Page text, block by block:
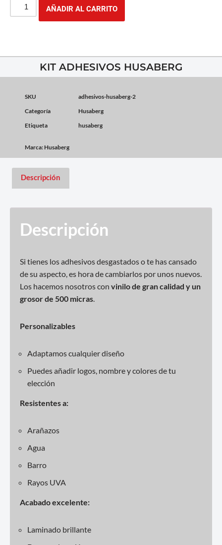
AÑADIR AL CARRITO
KIT ADHESIVOS HUSABERG
SKU
adhesivos-husaberg-2
Categoría
Husaberg
Etiqueta
husaberg
Marca: Husaberg
Descripción
Descripción
Si tienes los adhesivos desgastados o te has cansado
de su aspecto, es hora de cambiarlos por unos nuevos.
Los hacemos nosotros con vinilo de gran calidad y un
grosor de 500 micras.
Personalizables
Adaptamos cualquier diseño
Puedes añadir logos, nombre y colores de tu
elección
Resistentes a:
Arañazos
Agua
Barro
Rayos UVA
Acabado excelente:
Laminado brillante